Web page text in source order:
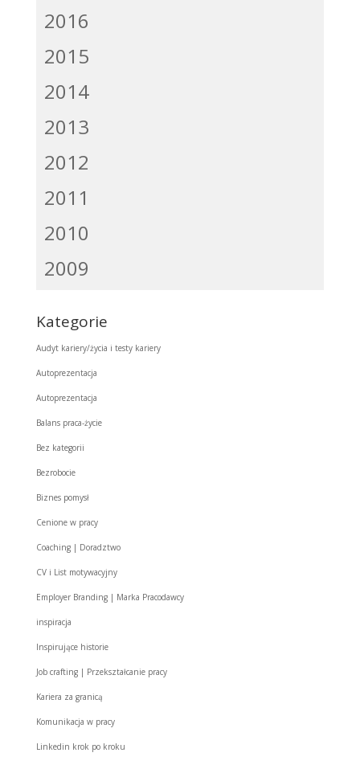
2016
2015
2014
2013
2012
2011
2010
2009
Kategorie
Audyt kariery/życia i testy kariery
Autoprezentacja
Autoprezentacja
Balans praca-życie
Bez kategorii
Bezrobocie
Biznes pomysł
Cenione w pracy
Coaching | Doradztwo
CV i List motywacyjny
Employer Branding | Marka Pracodawcy
inspiracja
Inspirujące historie
Job crafting | Przekształcanie pracy
Kariera za granicą
Komunikacja w pracy
Linkedin krok po kroku